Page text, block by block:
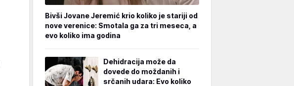
Bivši Jovane Jeremić krio koliko je stariji od
nove verenice: Smotala ga za tri meseca, a
evo koliko ima godina
Dehidracija može da
dovede do moždanih i
srčanih udara: Evo koliko